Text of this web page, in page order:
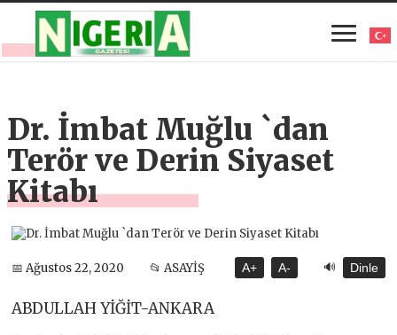
Dr. İmbat Muğlu `dan
Terör ve Derin Siyaset
Kitabı
📅 Ağustos 22, 2020 📂 ASAYİŞ A+ A- 🔊 Dinle
ABDULLAH YİĞİT-ANKARA